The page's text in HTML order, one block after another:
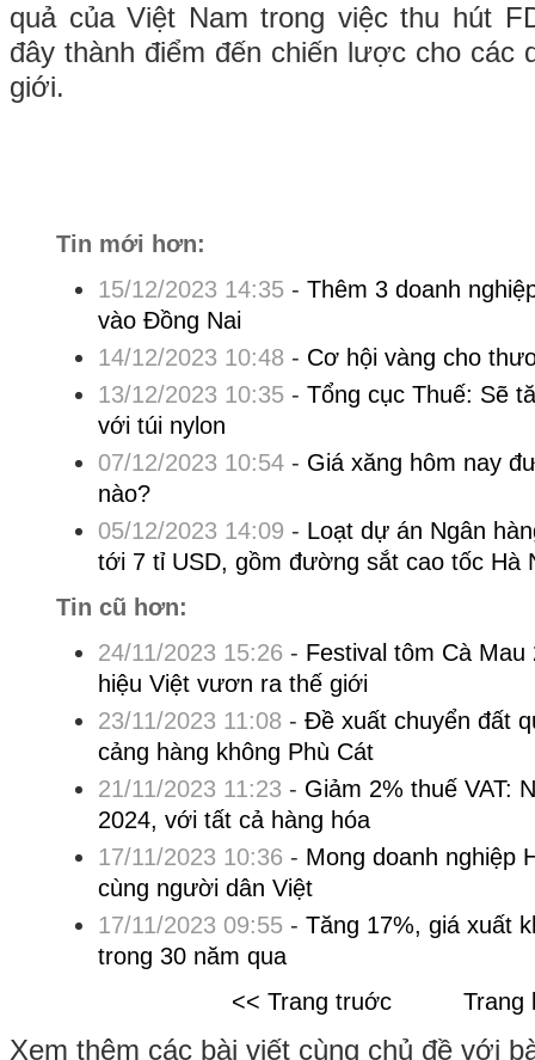
quả của Việt Nam trong việc thu hút
đây thành điểm đến chiến lược cho các
giới.
Tin mới hơn:
15/12/2023 14:35- Thêm 3 doanh
vào Đồng Nai
14/12/2023 10:48 - Cơ hội vàng cho
13/12/2023 10:35- Tổng cục Thuế: Sẽ
với túi nylon
07/12/2023 10:54- Giá xăng hôm nay
nào?
05/12/2023 14:09 - Loạt dự án Ngân
tới 7 tỉ USD, gồm đường sắt cao tốc Hà
Tin cũ hơn:
24/11/2023 15:26 - Festival tôm Cà
hiệu Việt vươn ra thế giới
23/11/2023 11:08 - Đề xuất chuyển đất
cảng hàng không Phù Cát
21/11/2023 11:23 - Giảm 2% thuế VAT:
2024, với tất cả hàng hóa
17/11/2023 10:36 - Mong doanh nghiệp
cùng người dân Việt
17/11/2023 09:55- Tăng 17%, giá xuất
trong 30 năm qua
<< Trang truớc
Trang
Xem thêm các bài viết cùng chủ đề với